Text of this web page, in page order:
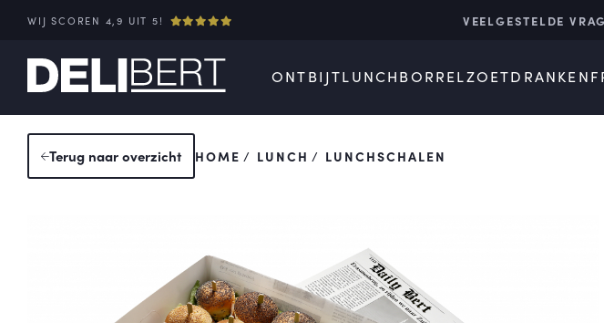
WIJ SCOREN 4,9 UIT 5! VEELGESTELDE
ONTBIJTLUNCHBORRELZOETDRANKEN
Terug naar overzicht HOME LUNCH LUNCHSCHALEN